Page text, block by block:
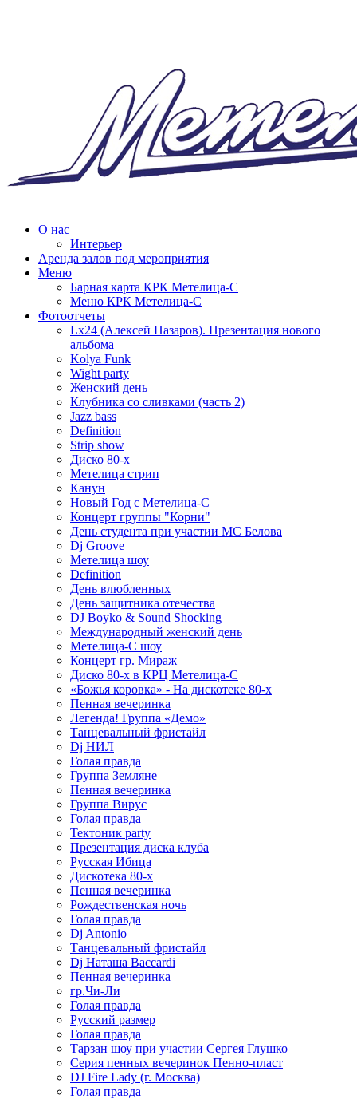
О нас
Интерьер
Аренда залов под мероприятия
Меню
Барная карта КРК Метелица-С
Меню КРК Метелица-С
Фотоотчеты
Lx24 (Алексей Назаров). Презентация нового
альбома
Kolya Funk
Wight party
Женский день
Клубника со сливками (часть 2)
Jazz bass
Definition
Strip show
Диско 80-х
Метелица стрип
Канун
Новый Год с Метелица-С
Концерт группы "Корни"
День студента при участии МС Белова
Dj Groove
Метелица шоу
Definition
День влюбленных
День защитника отечества
DJ Boyko & Sound Shocking
Международный женский день
Метелица-С шоу
Концерт гр. Мираж
Диско 80-х в КРЦ Метелица-С
«Божья коровка» - На дискотеке 80-х
Пенная вечеринка
Легенда! Группа «Демо»
Танцевальный фристайл
Dj НИЛ
Голая правда
Группа Земляне
Пенная вечеринка
Группа Вирус
Голая правда
Тектоник party
Презентация диска клуба
Русская Ибица
Дискотека 80-х
Пенная вечеринка
Рождественская ночь
Голая правда
Dj Antonio
Танцевальный фристайл
Dj Наташа Baccardi
Пенная вечеринка
гр.Чи-Ли
Голая правда
Русский размер
Голая правда
Тарзан шоу при участии Сергея Глушко
Серия пенных вечеринок Пенно-пласт
DJ Fire Lady (г. Москва)
Голая правда